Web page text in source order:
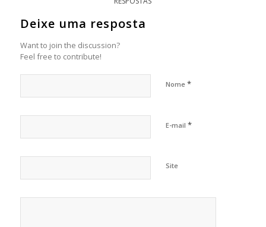
Deixe uma resposta
Want to join the discussion?
Feel free to contribute!
Nome *
E-mail *
Site